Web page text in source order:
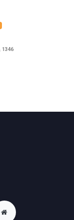
1346